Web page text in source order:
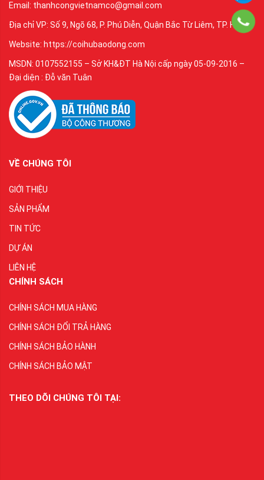
Email: thanhcongvietnamco@gmail.com
Địa chỉ VP: Số 9, Ngõ 68, P. Phú Diễn, Quận Bắc Từ Liêm, TP. Hà Nội
Website: https://coihubaodong.com
MSDN: 0107552155 – Sở KH&ĐT Hà Nội cấp ngày 05-09-2016 –
Đại diện : Đỗ văn Tuân
VỀ CHÚNG TÔI
GIỚI THIỆU
SẢN PHẨM
TIN TỨC
DỰ ÁN
LIÊN HỆ
CHÍNH SÁCH
CHÍNH SÁCH MUA HÀNG
CHÍNH SÁCH ĐỔI TRẢ HÀNG
CHÍNH SÁCH BẢO HÀNH
CHÍNH SÁCH BẢO MẬT
THEO DÕI CHÚNG TÔI TẠI: